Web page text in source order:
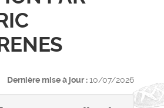
Dernière mise à jour :10/07/2026